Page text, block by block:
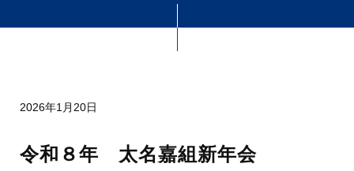
2026年1月20日
令和８年 太名嘉組新年会